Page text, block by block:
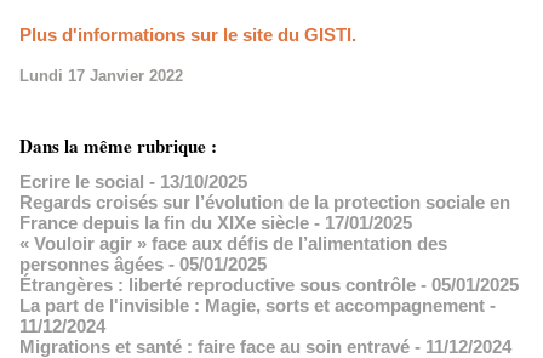
Plus d'informations sur le site du GISTI.
Lundi 17 Janvier 2022
Dans la même rubrique :
Ecrire le social - 13/10/2025
Regards croisés sur l’évolution de la protection sociale en
France depuis la fin du XIXe siècle - 17/01/2025
« Vouloir agir » face aux défis de l’alimentation des
personnes âgées - 05/01/2025
Étrangères : liberté reproductive sous contrôle - 05/01/2025
La part de l'invisible : Magie, sorts et accompagnement -
11/12/2024
Migrations et santé : faire face au soin entravé - 11/12/2024